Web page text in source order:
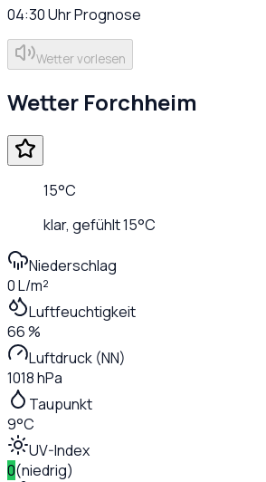
04:30UhrPrognose
Wetter vorlesen
Wetter Forchheim
15°C
klar, gefühlt15°C
Niederschlag
0 L/m²
Luftfeuchtigkeit
66 %
Luftdruck (NN)
1018 hPa
Taupunkt
9°C
UV-Index
0(niedrig)